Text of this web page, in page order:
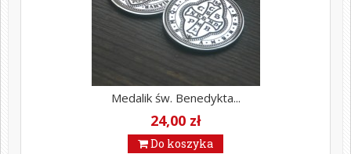
Medalik św. Benedykta...
24,00 zł
Do koszyka